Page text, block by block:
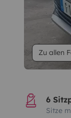
Zu allen
6
Sitze